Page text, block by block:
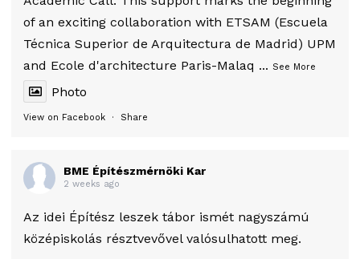
of an exciting collaboration with ETSAM (Escuela
Técnica Superior de Arquitectura de Madrid) UPM
and Ecole d'architecture Paris-Malaq ... See More
Photo
View on Facebook · Share
BME Építészmérnöki Kar
2 weeks ago
Az idei Építész leszek tábor ismét nagyszámú
középiskolás résztvevővel valósulhatott meg.